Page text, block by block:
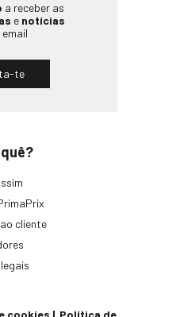
cliente
a receber as
e notícias
te